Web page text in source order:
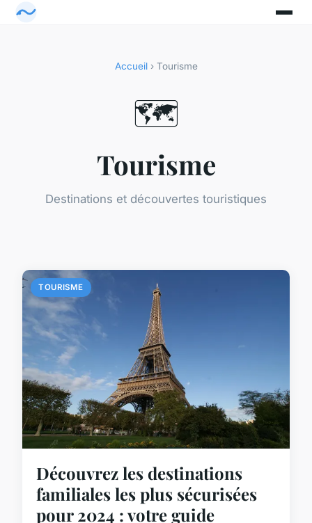
Accueil› Tourisme
🗺️
Tourisme
Destinations et découvertes touristiques
TOURISME
Découvrez les destinations
familiales les plus sécurisées
pour 2024 : votre guide